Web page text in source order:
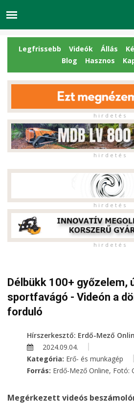
Legfrissebb Videók Állás
Blog
Hasznos
h i r d e t é s
h i r d e t é s
h i r d e t é s
h i r d e t é s
Délbükk 100+ győzelem,
sportfavágó - Videón a
forduló
Hírszerkesztő: Erdő-Mező
2024.09.04.
Kategória: Erő- és munkagép
Forrás: Erdő-Mező Online, Fotó:
Megérkezett videós